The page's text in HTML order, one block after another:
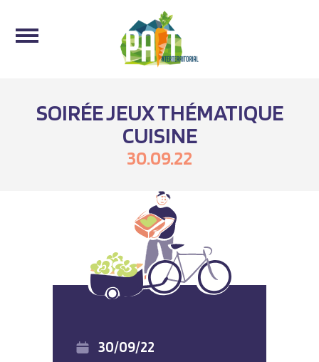
SOIRÉE JEUX THÉMATIQUE
CUISINE
30.09.22
30/09/22